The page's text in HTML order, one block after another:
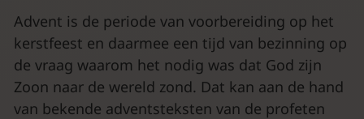
Advent is de periode van voorbereiding op het
kerstfeest en daarmee een tijd van bezinning op
de vraag waarom het nodig was dat God zijn
Zoon naar de wereld zond. Dat kan aan de hand
van bekende adventsteksten van de profeten